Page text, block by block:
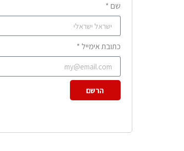
שם *
כתובת אימייל *
הרשם